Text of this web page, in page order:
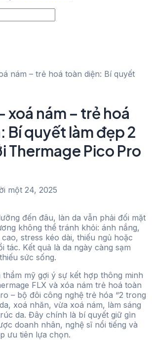
nám – trẻ hoá toàn diện: Bí quyết
xoá nám – trẻ hoá
Bí quyết làm đẹp 2
Thermage Pico Pro
một 24, 2025
đến đâu, làn da vẫn phải đối mặt
không thể tránh khỏi: ánh nắng,
stress kéo dài, thiếu ngủ hoặc
tác. Kết quả là da ngày càng sạm
sức sống.
thẩm mỹ gợi ý sự kết hợp thông minh
FLX và xóa nám trẻ hoá toàn
– bộ đôi công nghệ trẻ hóa “2 trong
xoá nhăn, vừa xoá nám, làm sáng
da. Đây chính là bí quyết giữ gìn
doanh nhân, nghệ sĩ nổi tiếng và
ưu tiên lựa chọn.